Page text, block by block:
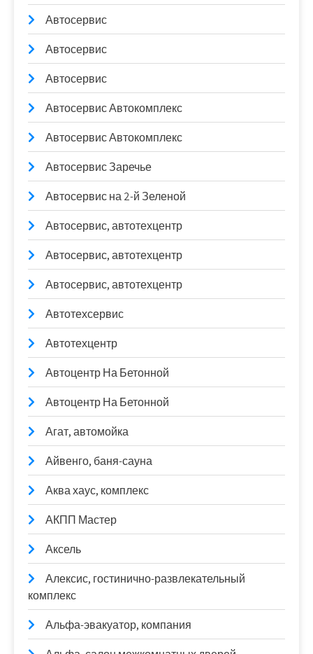
Автосервис
Автосервис
Автосервис
Автосервис Автокомплекс
Автосервис Автокомплекс
Автосервис Заречье
Автосервис на 2-й Зеленой
Автосервис, автотехцентр
Автосервис, автотехцентр
Автосервис, автотехцентр
Автотехсервис
Автотехцентр
Автоцентр На Бетонной
Автоцентр На Бетонной
Агат, автомойка
Айвенго, баня-сауна
Аква хаус, комплекс
АКПП Мастер
Аксель
Алексис, гостинично-развлекательный
комплекс
Альфа-эвакуатор, компания